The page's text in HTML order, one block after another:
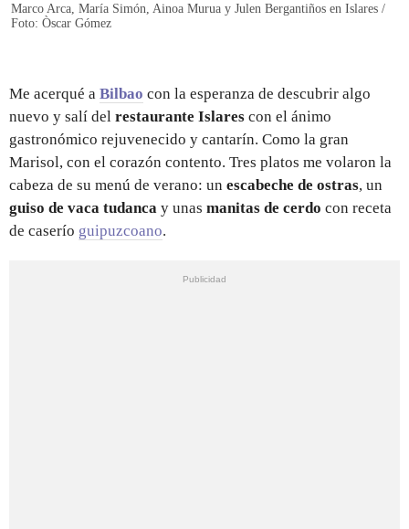
Marco Arca, María Simón, Ainoa Murua y Julen Bergantiños en Islares /
Foto: Òscar Gómez
Me acerqué a Bilbao con la esperanza de descubrir algo
nuevo y salí del restaurante Islares con el ánimo
gastronómico rejuvenecido y cantarín. Como la gran
Marisol, con el corazón contento. Tres platos me volaron la
cabeza de su menú de verano: un escabeche de ostras, un
guiso de vaca tudanca y unas manitas de cerdo con receta
de caserío guipuzcoano.